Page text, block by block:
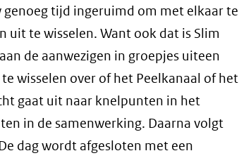
genoeg tijd ingeruimd om met elkaar te
uit te wisselen. Want ook dat is Slim
de aanwezigen in groepjes uiteen
wisselen over of het Peelkanaal of het
gaat uit naar knelpunten in het
in de samenwerking. Daarna volgt
dag wordt afgesloten met een